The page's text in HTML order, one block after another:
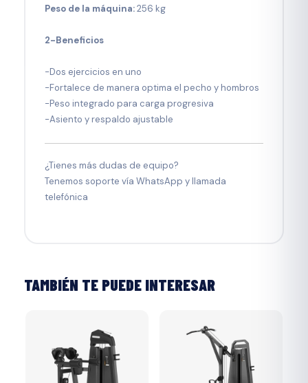
Peso de la máquina:256 kg
2-Beneficios
-Dos ejercicios en uno
-Fortalece de manera optima el pecho y hombros
-Peso integrado para carga progresiva
-Asiento y respaldo ajustable
¿Tienes más dudas de equipo?
Tenemos soporte vía WhatsApp y llamada
telefónica
TAMBIÉN TE PUEDE INTERESAR